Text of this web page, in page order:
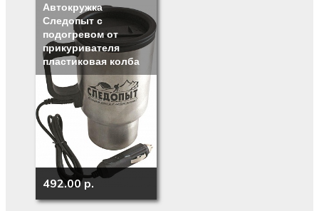
Автокружка
Следопыт с
подогревом от
прикуривателя
пластиковая колба
492.00 p.